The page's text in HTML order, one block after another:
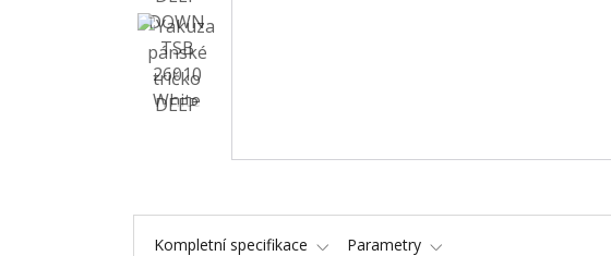
Kompletní specifikace Parametry